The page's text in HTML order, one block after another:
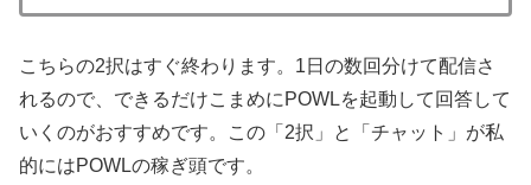
こちらの2択はすぐ終わります。1日の数回分けて配信さ
れるので、できるだけこまめにPOWLを起動して回答して
いくのがおすすめです。この「2択」と「チャット」が私
的にはPOWLの稼ぎ頭です。